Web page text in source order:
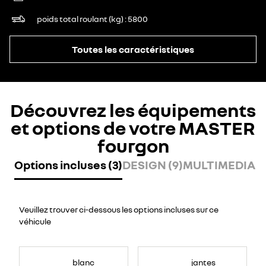
poids total roulant (kg) 5800
Toutes les caractéristiques
Découvrez les équipements
et options de votre MASTER
fourgon
Options incluses (3)DESIGN (9)MULTIMEDIA
Veuillez trouver ci-dessous les options incluses sur ce
véhicule
blanc jantes